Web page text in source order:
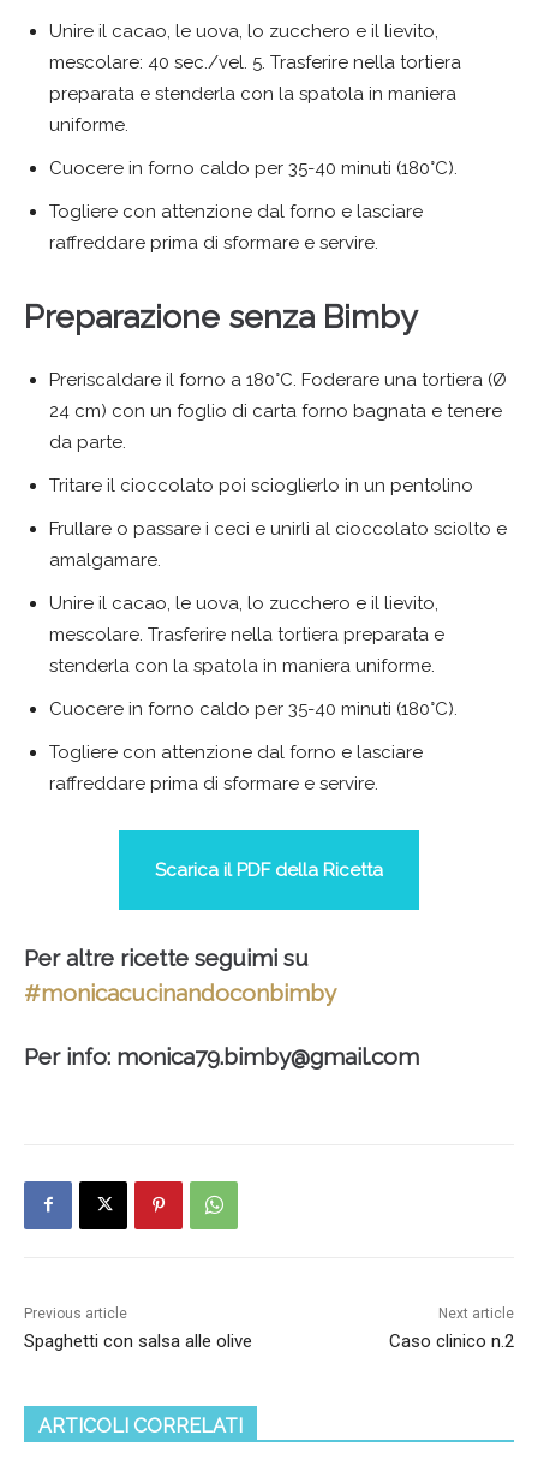
Unire il cacao, le uova, lo zucchero e il lievito,
mescolare: 40 sec./vel. 5. Trasferire nella tortiera
preparata e stenderla con la spatola in maniera
uniforme.
Cuocere in forno caldo per 35-40 minuti (180°C).
Togliere con attenzione dal forno e lasciare
raffreddare prima di sformare e servire.
Preparazione senza Bimby
Preriscaldare il forno a 180°C. Foderare una tortiera (Ø
24 cm) con un foglio di carta forno bagnata e tenere
da parte.
Tritare il cioccolato poi scioglierlo in un pentolino
Frullare o passare i ceci e unirli al cioccolato sciolto e
amalgamare.
Unire il cacao, le uova, lo zucchero e il lievito,
mescolare. Trasferire nella tortiera preparata e
stenderla con la spatola in maniera uniforme.
Cuocere in forno caldo per 35-40 minuti (180°C).
Togliere con attenzione dal forno e lasciare
raffreddare prima di sformare e servire.
Scarica il PDF della Ricetta
Per altre ricette seguimi su
#monicacucinandoconbimby
Per info: monica79.bimby@gmail.com
Previous article
Spaghetti con salsa alle olive
Next article
Caso clinico n.2
ARTICOLI CORRELATI